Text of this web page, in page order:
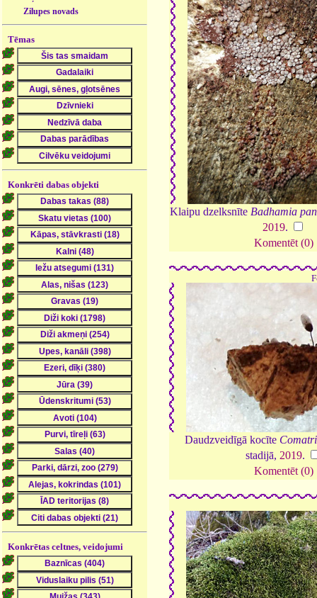
Zilupes novads
Tēmas
Konkrēti dabas objekti
Konkrētas celtnes, veidojumi
Klaipu dzelksnīte Badhamia
2019.
Komentēt (0)
Daudzveidīgā kocīte
stadijā, 2019.
Komentēt (0)